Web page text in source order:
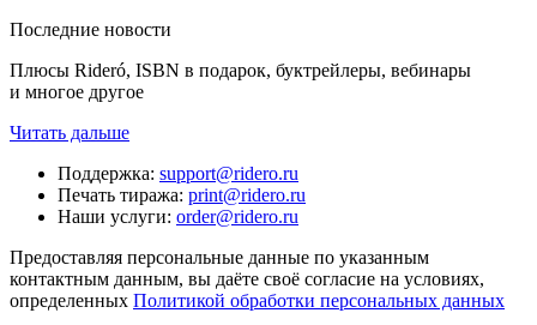
Последние новости
Плюсы Rideró, ISBN в подарок, буктрейлеры, вебинары
и многое другое
Читать дальше
Поддержка: support@ridero.ru
Печать тиража: print@ridero.ru
Наши услуги: order@ridero.ru
Предоставляя персональные данные по указанным
контактным данным, вы даёте своё согласие на условиях,
определенных Политикой обработки персональных данных